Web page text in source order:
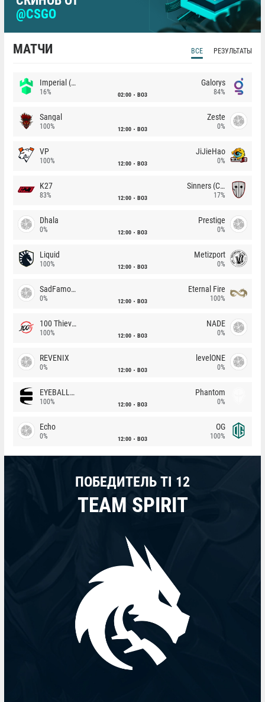
@CSGO
МАТЧИ ВСЕ РЕЗУЛЬТАТЫ
Imperial (Brazil)
16% 02:00 BO3
Galorys
84%
Sangal
100% 12:00 BO3
Zeste
0%
VP
100% 12:00 BO3
JiJieHao
0%
K27
83% 12:00 BO3
Sinners (CZ)
17%
Dhala
0% 12:00 BO3
Prestige
0%
Liquid
100% 12:00 BO3
Metizport
0%
SadFamous
0% 12:00 BO3
Eternal Fire
100%
100 Thieves
100% 12:00 BO3
NADE
0%
REVENIX
0% 12:00 BO3
levelONE
0%
EYEBALLERS
100% 12:00 BO3
Phantom
0%
Echo
0% 12:00 BO3
OG
100%
ПОБЕДИТЕЛЬ TI 12
TEAM SPIRIT